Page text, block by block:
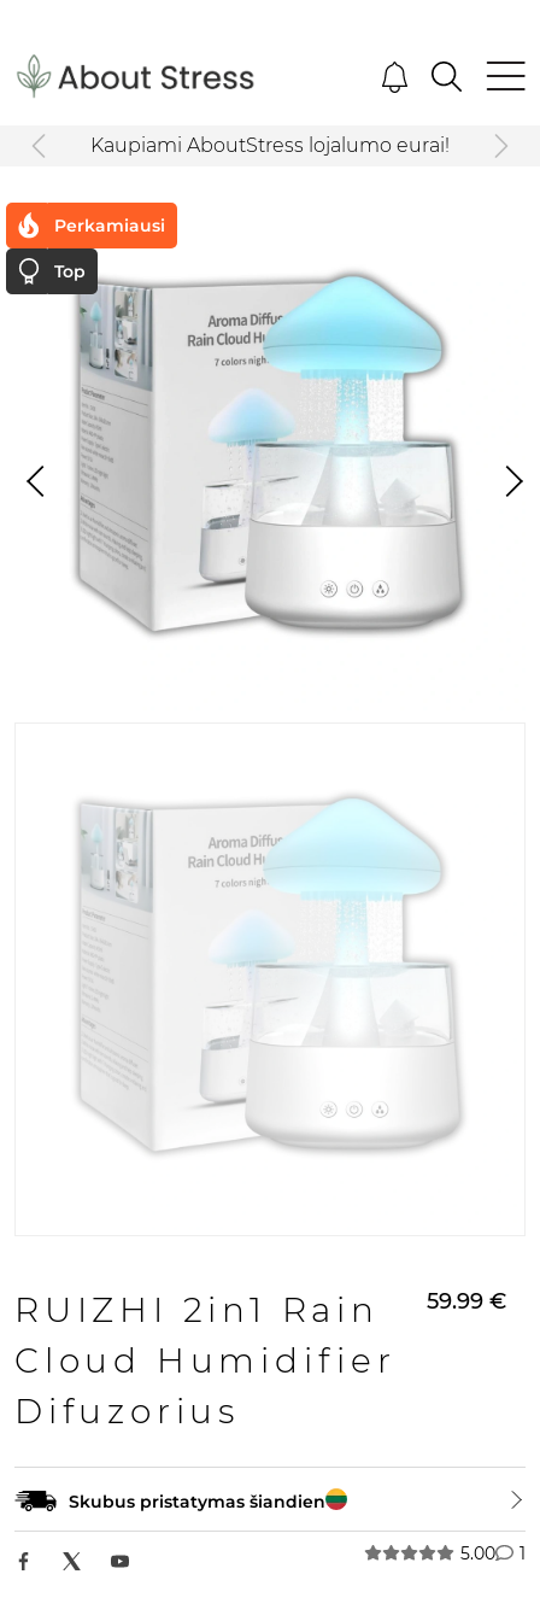
Kaupiami AboutStress lojalumo eurai!
Perkamiausi
Top
RUIZHI 2in1 Rain
Cloud Humidifier
Difuzorius
59.99 €
Skubus pristatymas šiandien
5.00 1